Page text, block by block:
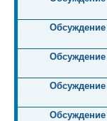
Обсуждение
Обсуждение
Обсуждение
Обсуждение